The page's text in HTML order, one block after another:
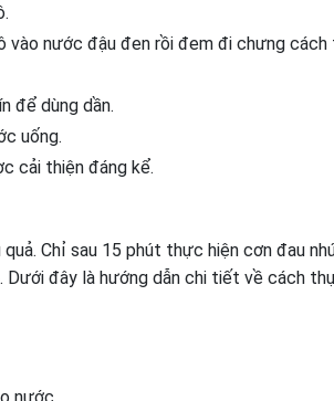
vào nước đậu đen rồi đem đi chưng cách
để dùng dần.
uống.
cải thiện đáng kể.
Chỉ sau 15 phút thực hiện cơn đau
Dưới đây là hướng dẫn chi tiết về cách